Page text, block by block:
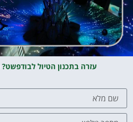
עזרה בתכנון הטיול לבודפשט?